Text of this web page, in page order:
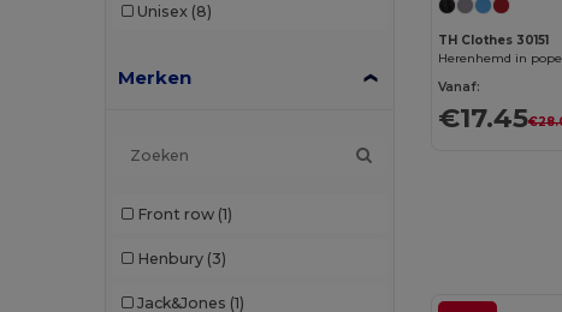
Unisex (8)
Merken
Front row (1)
Henbury (3)
Jack&Jones (1)
TH Clothes 30151
Vanaf:
€17.45